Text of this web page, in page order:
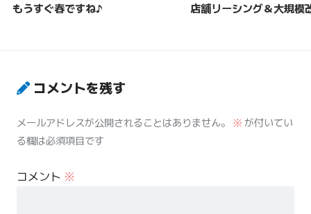
もうすぐ春ですね♪ 店舗リーシング＆大規模
コメントを残す
メールアドレスが公開されることはありません。 ※が付いてい
る欄は必須項目です
コメント ※